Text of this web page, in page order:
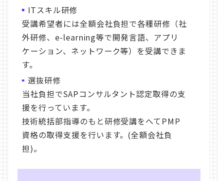
ITスキル研修
受講希望者には全額会社負担で各種研修（社
外研修、e-learning等で開発言語、アプリ
ケーション、ネットワーク等）を受講できま
す。
選抜研修
当社負担でSAPコンサルタント認定取得の支
援を行っています。
技術統括部指導のもと研修受講をへてPMP
資格の取得支援を行います。(全額会社負
担)。